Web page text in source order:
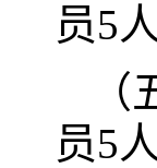
员5
员5